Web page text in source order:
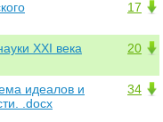
17
20
XXI века
34
идеалов и
.docx